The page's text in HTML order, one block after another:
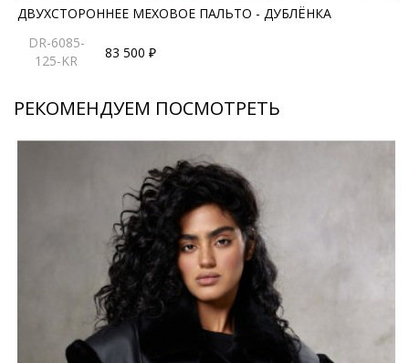
ДВУХСТОРОННЕЕ МЕХОВОЕ ПАЛЬТО - ДУБЛЁНКА
DR-6085-
125-KR
83 500 ₽
РЕКОМЕНДУЕМ ПОСМОТРЕТЬ